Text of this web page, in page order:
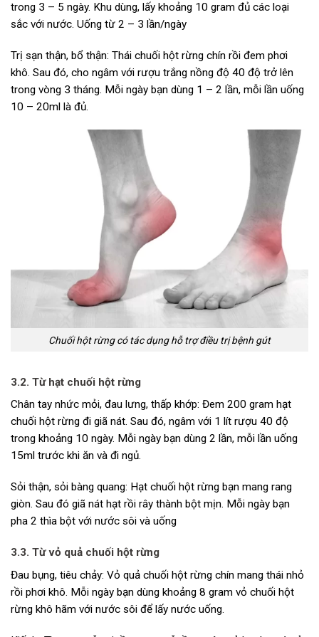
trong 3 – 5 ngày. Khu dùng, lấy khoảng 10 gram đủ các loại
sắc với nước. Uống từ 2 – 3 lần/ngày
Trị sạn thận, bổ thận: Thái chuối hột rừng chín rồi đem phơi
khô. Sau đó, cho ngâm với rượu trắng nồng độ 40 độ trở lên
trong vòng 3 tháng. Mỗi ngày bạn dùng 1 – 2 lần, mỗi lần uống
10 – 20ml là đủ.
Chuối hột rừng có tác dụng hỗ trợ điều trị bệnh gút
3.2. Từ hạt chuối hột rừng
Chân tay nhức mỏi, đau lưng, thấp khớp: Đem 200 gram hạt
chuối hột rừng đi giã nát. Sau đó, ngâm với 1 lít rượu 40 độ
trong khoảng 10 ngày. Mỗi ngày bạn dùng 2 lần, mỗi lần uống
15ml trước khi ăn và đi ngủ.
Sỏi thận, sỏi bàng quang: Hạt chuối hột rừng bạn mang rang
giòn. Sau đó giã nát hạt rồi rây thành bột mịn. Mỗi ngày bạn
pha 2 thìa bột với nước sôi và uống
3.3. Từ vỏ quả chuối hột rừng
Đau bụng, tiêu chảy: Vỏ quả chuối hột rừng chín mang thái nhỏ
rồi phơi khô. Mỗi ngày bạn dùng khoảng 8 gram vỏ chuối hột
rừng khô hãm với nước sôi để lấy nước uống.